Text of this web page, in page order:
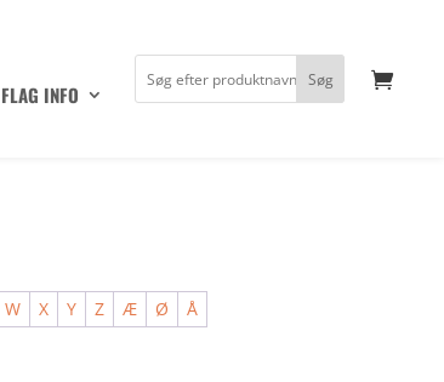
FLAG INFO
W X Y Z Æ Ø Å